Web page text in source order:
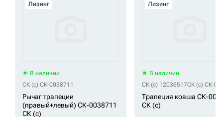
Лизинг
В наличии
СК (c) СК-0038711
Рычаг трапеции
(правый+левый) СК-0038711
СК (c)
Лизинг
В наличии
СК (c) 12036517СК (c) СК-
Трапеция ковша СК-
СК (c)